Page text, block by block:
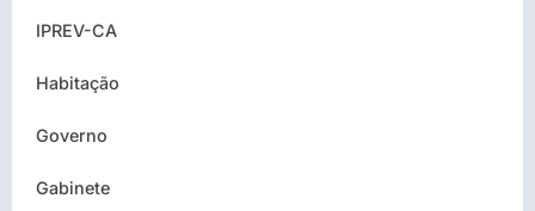
IPREV-CA
Habitação
Governo
Gabinete